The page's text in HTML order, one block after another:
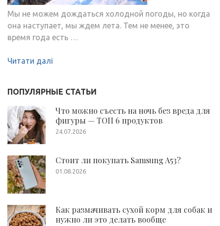
Мы не можем дождаться холодной погоды, но когда
она наступает, мы ждем лета. Тем не менее, это
время года есть …
Читати далі
ПОПУЛЯРНЫЕ СТАТЬИ
Что можно съесть на ночь без вреда для
фигуры — ТОП 6 продуктов
24.07.2026
Стоит ли покупать Samsung A53?
01.08.2026
Как размачивать сухой корм для собак и
нужно ли это делать вообще